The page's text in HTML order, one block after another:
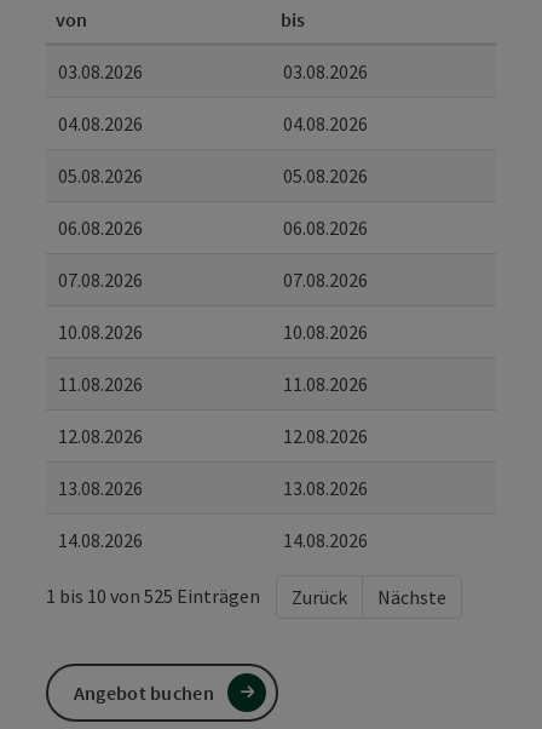
von bis
03.08.2026 03.08.2026
04.08.2026 04.08.2026
05.08.2026 05.08.2026
06.08.2026 06.08.2026
07.08.2026 07.08.2026
10.08.2026 10.08.2026
11.08.2026 11.08.2026
12.08.2026 12.08.2026
13.08.2026 13.08.2026
14.08.2026 14.08.2026
1 bis 10 von 525 Einträgen Zurück Nächste
Angebot buchen